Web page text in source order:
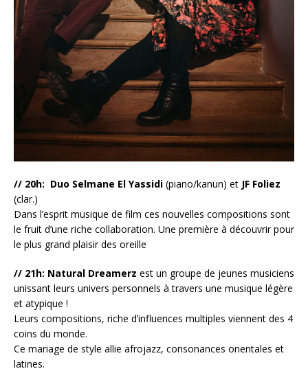
// 20h: Duo Selmane El Yassidi (piano/kanun) et JF Foliez
(clar.)
Dans l’esprit musique de film ces nouvelles compositions sont
le fruit d’une riche collaboration. Une première à découvrir pour
le plus grand plaisir des oreille
// 21h: Natural Dreamerz est un groupe de jeunes musiciens
unissant leurs univers personnels à travers une musique légère
et atypique !
Leurs compositions, riche d’influences multiples viennent des 4
coins du monde.
Ce mariage de style allie afrojazz, consonances orientales et
latines.